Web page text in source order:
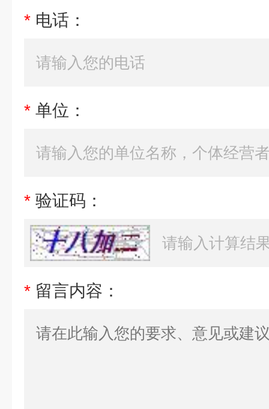
* 电话：
* 单位：
* 验证码：
* 留言内容：